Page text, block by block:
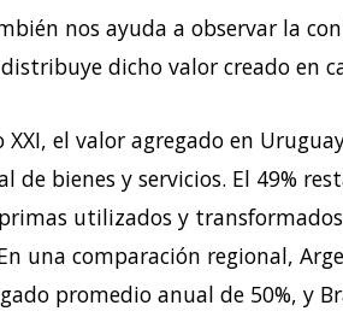
nos ayuda a observar la
dicho valor creado en
XXI, el valor agregado en
de bienes y servicios. El 49%
utilizados y
una comparación regional,
promedio anual de 50%, y